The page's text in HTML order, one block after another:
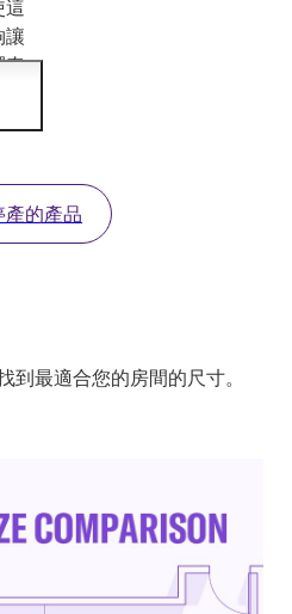
這
讓
奏
產的產品
最適合您的房間的尺寸。